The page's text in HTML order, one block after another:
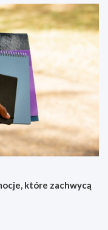
które zachwycą